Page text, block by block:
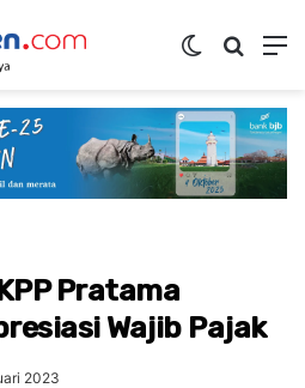
Switch skin
Pratama
Wajib Pajak
2023